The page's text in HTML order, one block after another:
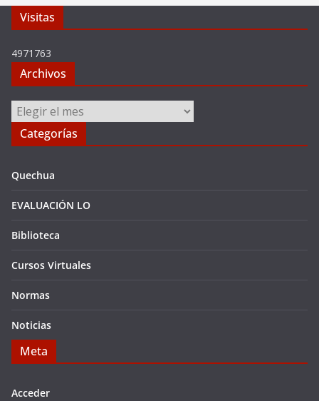
Visitas
4971763
Archivos
Archivos
Categorías
Quechua
EVALUACIÓN LO
Biblioteca
Cursos Virtuales
Normas
Noticias
Meta
Acceder